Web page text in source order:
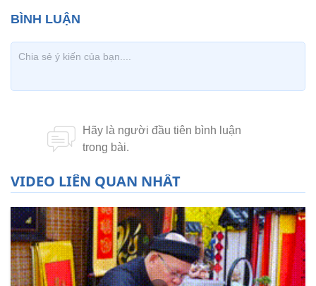
VIDEO LIÊN QUAN NHẤT